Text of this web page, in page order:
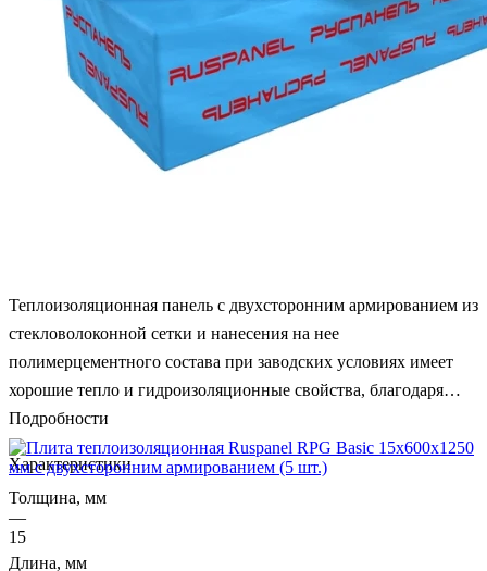
Теплоизоляционная панель с двухсторонним армированием из
стекловолоконной сетки и нанесения на нее
полимерцементного состава при заводских условиях имеет
хорошие тепло и гидроизоляционные свойства, благодаря
которым панель можно использовать под 100% финишную
отделку штукатуркой, шпатлевкой, краской, кафелем или
декоративным камнем на плиточный клей. Малый вес,
технологичность – низкая нагрузка на несущие конструкции и
крепеж, удобство транспортировки и монтажа. Панель RPG
не имеет линейного расширения от воздействия влаги и
Подробности
Характеристики
Толщина, мм
—
15
Длина, мм